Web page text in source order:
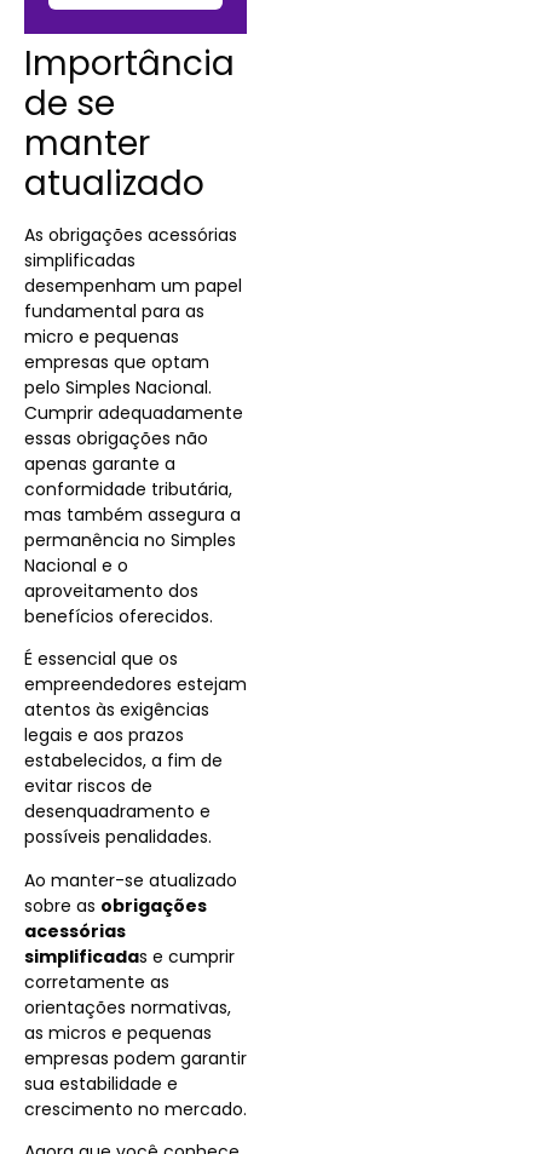
Importância
de se
manter
atualizado
As obrigações acessórias
simplificadas
desempenham um papel
fundamental para as
micro e pequenas
empresas que optam
pelo Simples Nacional.
Cumprir adequadamente
essas obrigações não
apenas garante a
conformidade tributária,
mas também assegura a
permanência no Simples
Nacional e o
aproveitamento dos
benefícios oferecidos.
É essencial que os
empreendedores estejam
atentos às exigências
legais e aos prazos
estabelecidos, a fim de
evitar riscos de
desenquadramento e
possíveis penalidades.
Ao manter-se atualizado
sobre as obrigações
acessórias
simplificadas e cumprir
corretamente as
orientações normativas,
as micros e pequenas
empresas podem garantir
sua estabilidade e
crescimento no mercado.